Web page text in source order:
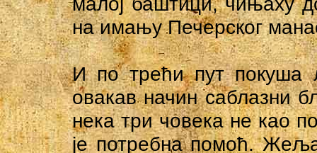
на имању Печерског
И по трећи пут покуша
овакав начин саблазни
нека три човека не као
је потребна помоћ.